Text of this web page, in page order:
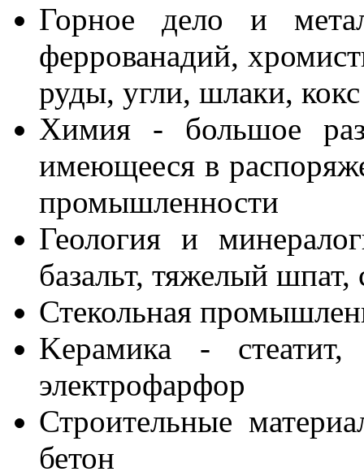
Горное дело и
феррованадий,
руды, угли, шлаки, кокс
Химия - большое
имеющееся в
промышленности
Геология и
базальт, тяжелый шпат,
Стекольная
Kерамика -
электрофарфор
Строительные
бетон